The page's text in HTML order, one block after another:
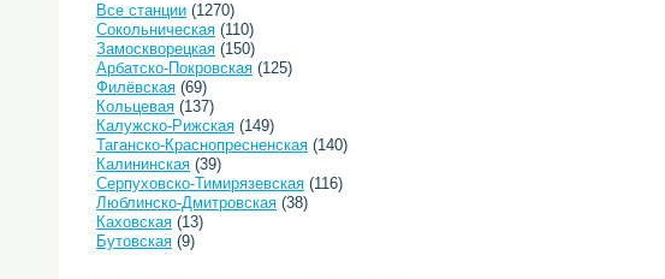
Все станции (1270)
Сокольническая (110)
Замоскворецкая (150)
Арбатско-Покровская (125)
Филёвская (69)
Кольцевая (137)
Калужско-Рижская (149)
Таганско-Краснопресненская (140)
Калининская (39)
Серпуховско-Тимирязевская (116)
Люблинско-Дмитровская (38)
Каховская (13)
Бутовская (9)